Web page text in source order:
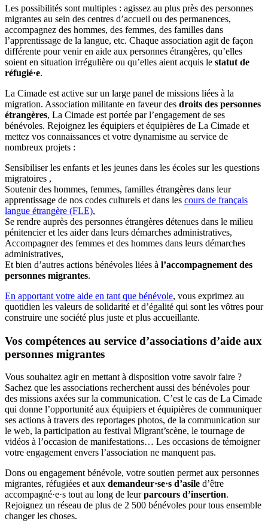
Les possibilités sont multiples : agissez au plus près des personnes
migrantes au sein des centres d’accueil ou des permanences,
accompagnez des hommes, des femmes, des familles dans
l’apprentissage de la langue, etc. Chaque association agit de façon
différente pour venir en aide aux personnes étrangères, qu’elles
soient en situation irrégulière ou qu’elles aient acquis le statut de
réfugié·e.
La Cimade est active sur un large panel de missions liées à la
migration. Association militante en faveur des droits des personnes
étrangères, La Cimade est portée par l’engagement de ses
bénévoles. Rejoignez les équipiers et équipières de La Cimade et
mettez vos connaissances et votre dynamisme au service de
nombreux projets :
Sensibiliser les enfants et les jeunes dans les écoles sur les questions
migratoires ,
Soutenir des hommes, femmes, familles étrangères dans leur
apprentissage de nos codes culturels et dans les cours de français
langue étrangère (FLE),
Se rendre auprès des personnes étrangères détenues dans le milieu
pénitencier et les aider dans leurs démarches administratives,
Accompagner des femmes et des hommes dans leurs démarches
administratives,
Et bien d’autres actions bénévoles liées à l’accompagnement des
personnes migrantes.
En apportant votre aide en tant que bénévole, vous exprimez au
quotidien les valeurs de solidarité et d’égalité qui sont les vôtres pour
construire une société plus juste et plus accueillante.
Vos compétences au service d’associations d’aide aux
personnes migrantes
Vous souhaitez agir en mettant à disposition votre savoir faire ?
Sachez que les associations recherchent aussi des bénévoles pour
des missions axées sur la communication. C’est le cas de La Cimade
qui donne l’opportunité aux équipiers et équipières de communiquer
ses actions à travers des reportages photos, de la communication sur
le web, la participation au festival Migrant’scène, le tournage de
vidéos à l’occasion de manifestations… Les occasions de témoigner
votre engagement envers l’association ne manquent pas.
Dons ou engagement bénévole, votre soutien permet aux personnes
migrantes, réfugiées et aux demandeur·se·s d’asile d’être
accompagné·e·s tout au long de leurparcours d’insertion.
Rejoignez un réseau de plus de 2 500 bénévoles pour tous ensemble
changer les choses.